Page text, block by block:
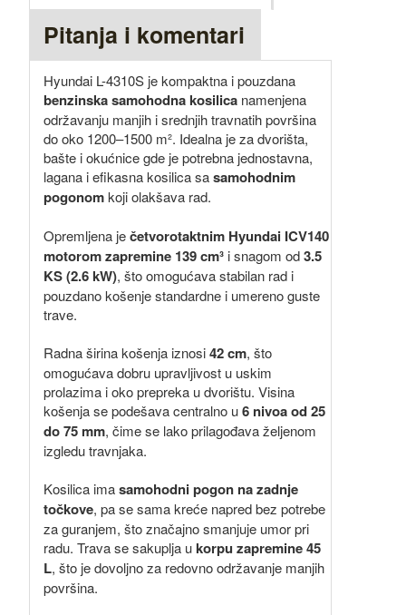
Pitanja i komentari
Hyundai L-4310S je kompaktna i pouzdana
benzinska samohodna kosilica namenjena
održavanju manjih i srednjih travnatih površina
do oko 1200–1500 m². Idealna je za dvorišta,
bašte i okućnice gde je potrebna jednostavna,
lagana i efikasna kosilica sasamohodnim
pogonomkoji olakšava rad.
Opremljena ječetvorotaktnim Hyundai ICV140
motorom zapremine 139 cm³ i snagom od3.5
KS (2.6 kW), što omogućava stabilan rad i
pouzdano košenje standardne i umereno guste
trave.
Radna širina košenja iznosi42 cm, što
omogućava dobru upravljivost u uskim
prolazima i oko prepreka u dvorištu. Visina
košenja se podešava centralno u6 nivoa od 25
do 75 mm, čime se lako prilagođava željenom
izgledu travnjaka.
Kosilica imasamohodni pogon na zadnje
točkove, pa se sama kreće napred bez potrebe
za guranjem, što značajno smanjuje umor pri
radu. Trava se sakuplja ukorpu zapremine 45
L, što je dovoljno za redovno održavanje manjih
površina.